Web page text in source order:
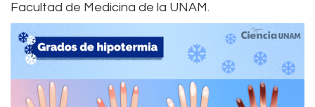
Facultad de Medicina de la UNAM.